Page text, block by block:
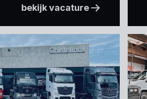
bekijk vacature